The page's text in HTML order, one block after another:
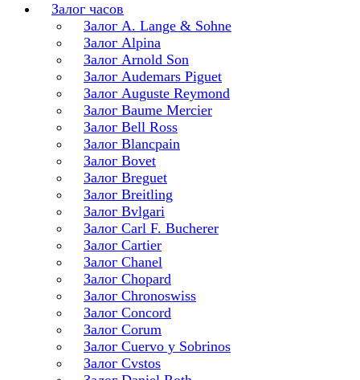
Залог часов
Залог A. Lange & Sohne
Залог Alpina
Залог Arnold Son
Залог Audemars Piguet
Залог Auguste Reymond
Залог Baume Mercier
Залог Bell Ross
Залог Blancpain
Залог Bovet
Залог Breguet
Залог Breitling
Залог Bvlgari
Залог Carl F. Bucherer
Залог Cartier
Залог Chanel
Залог Chopard
Залог Chronoswiss
Залог Concord
Залог Corum
Залог Cuervo y Sobrinos
Залог Cvstos